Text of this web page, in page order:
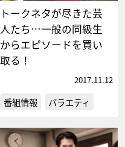
トークネタが尽きた芸
人たち…一般の同級生
からエピソードを買い
取る！
2017.11.12
番組情報 バラエティ